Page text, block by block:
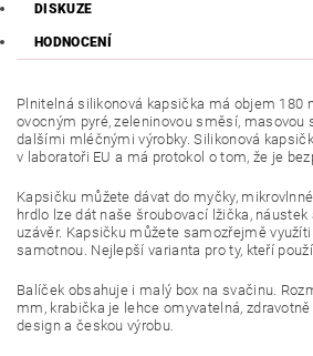
DISKUZE
HODNOCENÍ
Plnitelná silikonová kapsička má objem 180
ovocným pyré, zeleninovou směsí, masovou
dalšími mléčnými výrobky. Silikonová
v laboratoři EU a má protokol o tom, že je
Kapsičku můžete dávat do myčky,
hrdlo lze dát naše šroubovací lžička, náustek
uzávěr. Kapsičku můžete samozřejmě
samotnou. Nejlepší varianta pro ty, kteří
Balíček obsahuje i malý box na svačinu.
mm, krabička je lehce omyvatelná,
design a českou výrobu.